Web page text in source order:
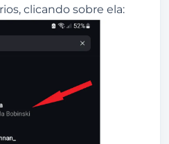
clicando sobre ela: